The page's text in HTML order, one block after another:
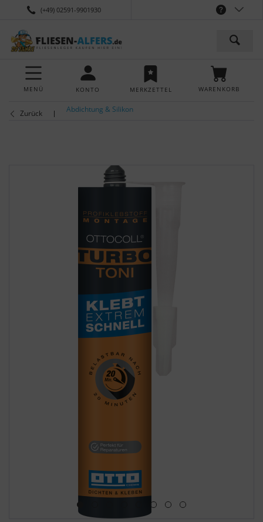
(+49) 02591-9901930
MENÜ KONTO MERKZETTEL WARENKORB
Zurück Abdichtung & Silikon